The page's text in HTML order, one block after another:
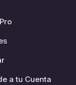
a tu Cuenta